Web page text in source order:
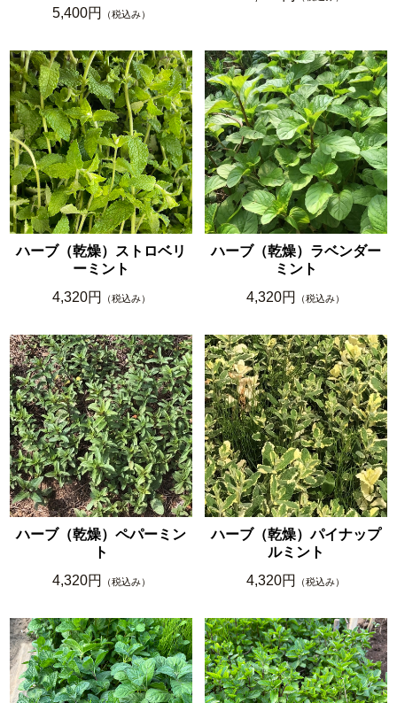
5,400円 （税込み）
ハーブ（乾燥）ストロベリ
ーミント
4,320円
（税込み）
ハーブ（乾燥）ラベンダー
ミント
4,320円
（税込み）
ハーブ（乾燥）ペパーミン
ト
4,320円
（税込み）
ハーブ（乾燥）パイナップ
ルミント
4,320円
（税込み）